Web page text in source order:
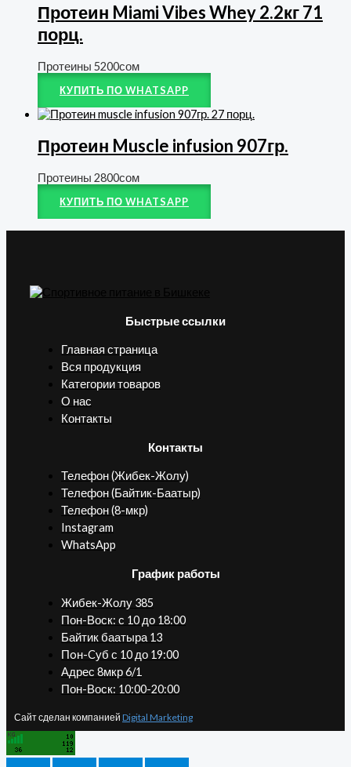
Протеин Miami Vibes Whey 2.2кг 71
порц.
Протеины 5200сом
КУПИТЬ ПО WHATSAPP
Протеин Muscle infusion 907гр.
Протеины 2800сом
КУПИТЬ ПО WHATSAPP
Быстрые ссылки
Главная страница
Вся продукция
Категории товаров
О нас
Контакты
Контакты
Телефон (Жибек-Жолу)
Телефон (Байтик-Баатыр)
Телефон (8-мкр)
Instagram
WhatsApp
График работы
Жибек-Жолу 385
Пон-Воск: с 10 до 18:00
Байтик баатыра 13
Пoн-Cуб с 10 до 19:00
Адрес 8мкр 6/1
Пон-Воск: 10:00-20:00
Сайт сделан компанией Digital Marketing